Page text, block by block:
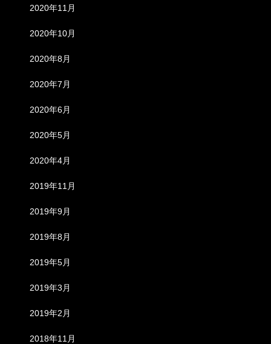
2020年11月
2020年10月
2020年8月
2020年7月
2020年6月
2020年5月
2020年4月
2019年11月
2019年9月
2019年8月
2019年5月
2019年3月
2019年2月
2018年11月